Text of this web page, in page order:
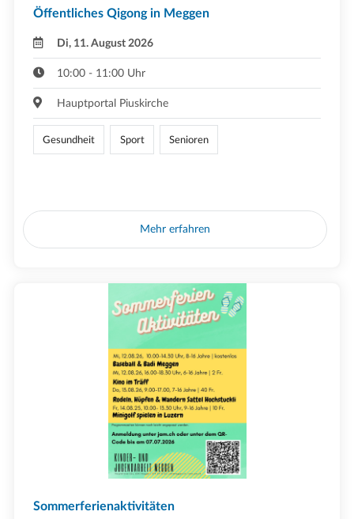
Öffentliches Qigong in Meggen
Di, 11. August 2026
10:00 - 11:00 Uhr
Hauptportal Piuskirche
Gesundheit Sport Senioren
Mehr erfahren
Sommerferienaktivitäten